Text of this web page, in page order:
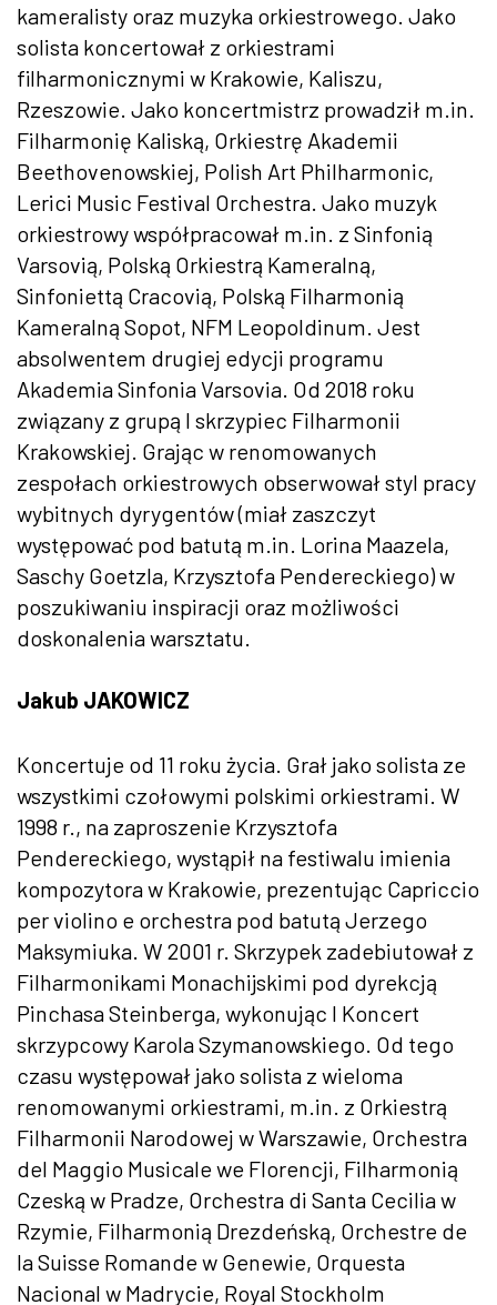
kameralisty oraz muzyka orkiestrowego. Jako
solista koncertował z orkiestrami
filharmonicznymi w Krakowie, Kaliszu,
Rzeszowie. Jako koncertmistrz prowadził m.in.
Filharmonię Kaliską, Orkiestrę Akademii
Beethovenowskiej, Polish Art Philharmonic,
Lerici Music Festival Orchestra. Jako muzyk
orkiestrowy współpracował m.in. z Sinfonią
Varsovią, Polską Orkiestrą Kameralną,
Sinfoniettą Cracovią, Polską Filharmonią
Kameralną Sopot, NFM Leopoldinum. Jest
absolwentem drugiej edycji programu
Akademia Sinfonia Varsovia. Od 2018 roku
związany z grupą I skrzypiec Filharmonii
Krakowskiej. Grając w renomowanych
zespołach orkiestrowych obserwował styl pracy
wybitnych dyrygentów (miał zaszczyt
występować pod batutą m.in. Lorina Maazela,
Saschy Goetzla, Krzysztofa Pendereckiego) w
poszukiwaniu inspiracji oraz możliwości
doskonalenia warsztatu.
Jakub JAKOWICZ
Koncertuje od 11 roku życia. Grał jako solista ze
wszystkimi czołowymi polskimi orkiestrami. W
1998 r., na zaproszenie Krzysztofa
Pendereckiego, wystąpił na festiwalu imienia
kompozytora w Krakowie, prezentując Capriccio
per violino e orchestra pod batutą Jerzego
Maksymiuka. W 2001 r. Skrzypek zadebiutował z
Filharmonikami Monachijskimi pod dyrekcją
Pinchasa Steinberga, wykonując I Koncert
skrzypcowy Karola Szymanowskiego. Od tego
czasu występował jako solista z wieloma
renomowanymi orkiestrami, m.in. z Orkiestrą
Filharmonii Narodowej w Warszawie, Orchestra
del Maggio Musicale we Florencji, Filharmonią
Czeską w Pradze, Orchestra di Santa Cecilia w
Rzymie, Filharmonią Drezdeńską, Orchestre de
la Suisse Romande w Genewie, Orquesta
Nacional w Madrycie, Royal Stockholm